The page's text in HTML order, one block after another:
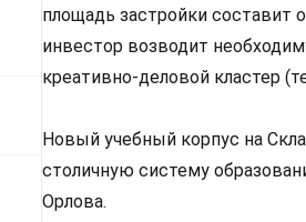
площадь застройки
инвестор возводит
креативно-деловой кластер
Новый учебный корпус на
столичную систему
Орлова.